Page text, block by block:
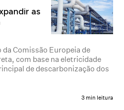
as
Comissão Europeia de
com base na eletricidade
de descarbonização dos
3 min leitura